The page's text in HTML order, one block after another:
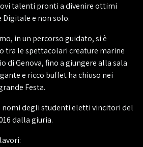
talenti pronti a divenire ottimi
e non solo.
in un percorso guidato, si è
tra le spettacolari creature marine
di Genova, fino a giungere alla sala
e ricco buffet ha chiuso nei
Festa.
degli studenti eletti vincitori del
dalla giuria.